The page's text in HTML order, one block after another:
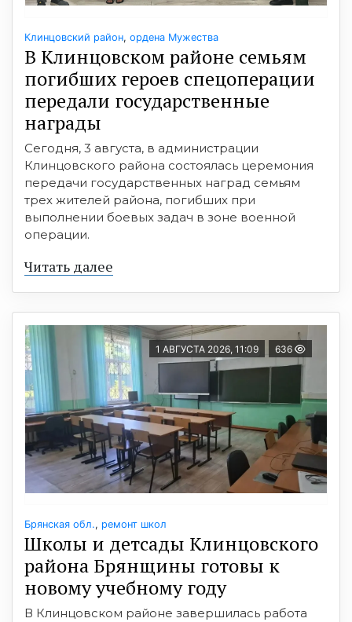
Клинцовский район, ордена Мужества
В Клинцовском районе семьям
погибших героев спецоперации
передали государственные
награды
Сегодня, 3 августа, в администрации
Клинцовского района состоялась церемония
передачи государственных наград семьям
трех жителей района, погибших при
выполнении боевых задач в зоне военной
операции.
Читать далее
1 АВГУСТА 2026, 11:09 636
Брянская обл., ремонт школ
Школы и детсады Клинцовского
района Брянщины готовы к
новому учебному году
В Клинцовском районе завершилась работа